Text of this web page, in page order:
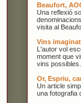
Beaufort,
Una reflexió
visita al
Vins
L'autor vol
moment que
vins possibles.
Or, Espriu,
Un article
una fotografia